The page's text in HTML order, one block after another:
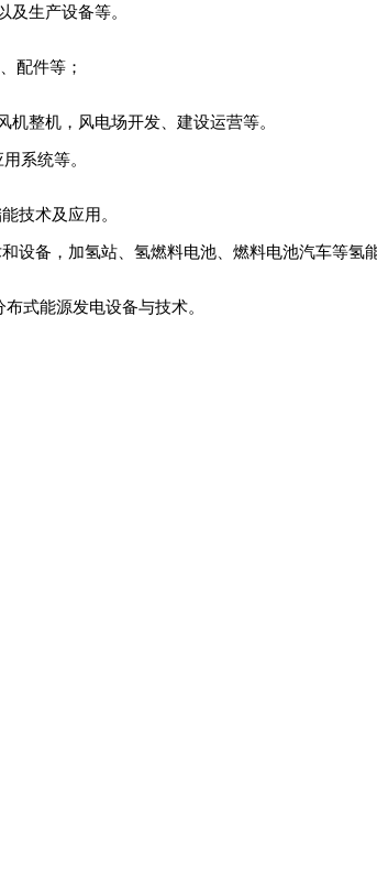
生产设备等。
配件等 ；
整机，风电场开发、建设运营等。
用系统等。
技术及应用。
设备，加氢站、氢燃料电池、燃料电池汽车等氢
式能源发电设备与技术。